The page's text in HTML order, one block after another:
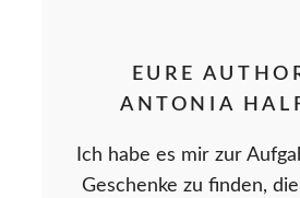
EURE
ANTONIA
Ich habe es mir zur
Geschenke zu finden,